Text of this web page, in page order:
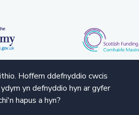
Hoffem ddefnyddio cwcis
yn defnyddio hyn ar gyfer
hapus a hyn?